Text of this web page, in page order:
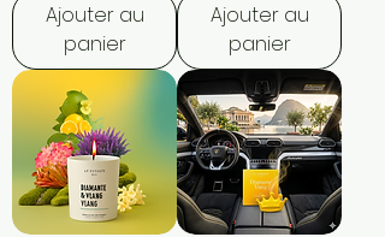
Ajouter au
panier
Ajouter au
panier